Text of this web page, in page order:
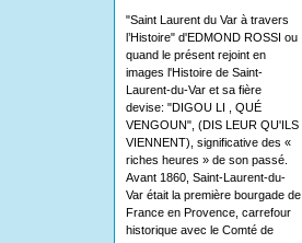
"Saint Laurent du Var à travers
l’Histoire" d'EDMOND ROSSI ou
quand le présent rejoint en
images l'Histoire de Saint-
Laurent-du-Var et sa fière
devise: "DIGOU LI , QUÉ
VENGOUN", (DIS LEUR QU'ILS
VIENNENT), significative des «
riches heures » de son passé.
Avant 1860, Saint-Laurent-du-
Var était la première bourgade de
France en Provence, carrefour
historique avec le Comté de